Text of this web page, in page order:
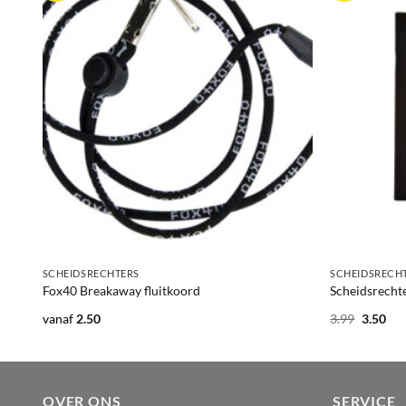
SCHEIDSRECHTERS
Fox40 Breakaway fluitkoord
vanaf 2.50
3.99 3.50
OVER ONS SERVICE